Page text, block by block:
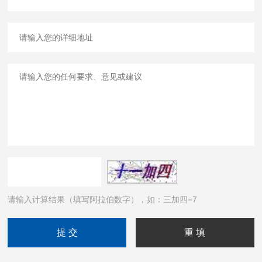
请输入计算结果（填写阿拉伯数字），如：三加四=7